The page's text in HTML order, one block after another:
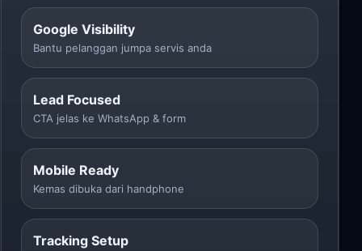
Google Visibility
Bantu pelanggan jumpa servis anda
Lead Focused
CTA jelas ke WhatsApp & form
Mobile Ready
Kemas dibuka dari handphone
Tracking Setup